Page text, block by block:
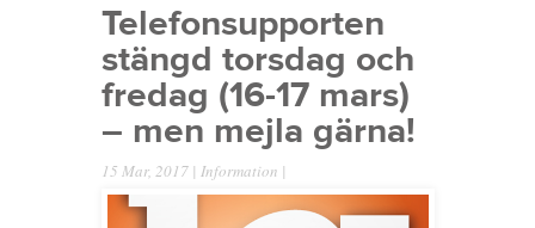
Telefonsupporten
stängd torsdag och
fredag (16-17 mars)
– men mejla gärna!
15 Mar, 2017 | Information |